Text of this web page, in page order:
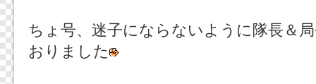
ちょ号、迷子にならないように隊長＆
おりました